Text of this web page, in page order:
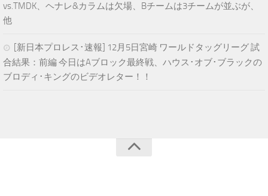
vs.TMDK、ヘナレ&カラムは欠場、Bチームは3チームが並ぶが、
他
[新日本プロレス･速報] 12月5日宮崎 ワールドタッグリーグ 試
合結果：前編 今日はAブロック最終戦、ハウス･オブ･ブラックの
ブロディ･キングのビデオレター！！